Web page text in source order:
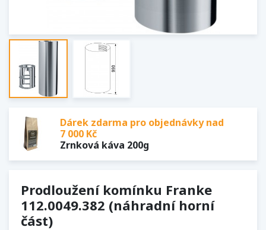
Dárek zdarma pro objednávky nad
7 000 Kč
Zrnková káva 200g
Prodloužení komínku Franke
112.0049.382 (náhradní horní
část)